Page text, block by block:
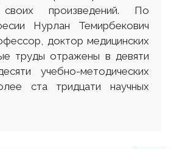
своих произведений. По
Нурлан Темирбекович
доктор медицинских
труды отражены в девяти
учебно-методических
ста тридцати научных